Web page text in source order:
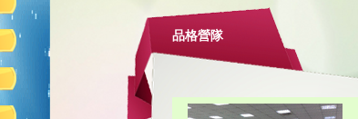
品格營隊